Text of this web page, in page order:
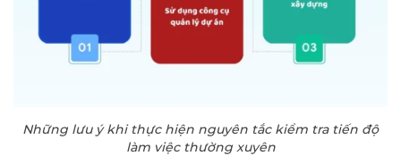
Những lưu ý khi thực hiện nguyên tắc kiểm tra tiến độ
làm việc thường xuyên